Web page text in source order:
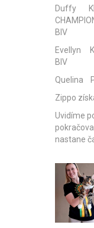
Duffy
BIV
Evellyn
BIV
Quelina
Zippo
Uvidíme
nastane